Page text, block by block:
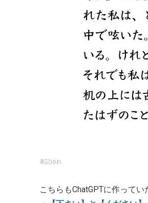
表記ゆれ
こちらもChatGPTに作って